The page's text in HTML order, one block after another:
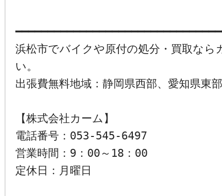
浜松市でバイクや原付の処分・買取なら
い。
出張費無料地域：静岡県西部、愛知県東部
【株式会社カーム】
電話番号：053-545-6497
営業時間：9：00～18：00
定休日：月曜日